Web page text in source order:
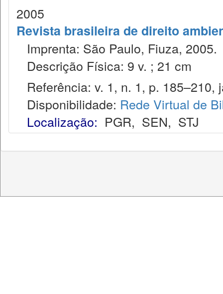
2005
Revista brasileira de direito
Imprenta: São Paulo, Fiuza, 2005.
Descrição Física: 9 v. ; 21 cm
Referência: v. 1, n. 1, p. 185–210,
Disponibilidade: Rede Virtual de
Localização: PGR, SEN, STJ